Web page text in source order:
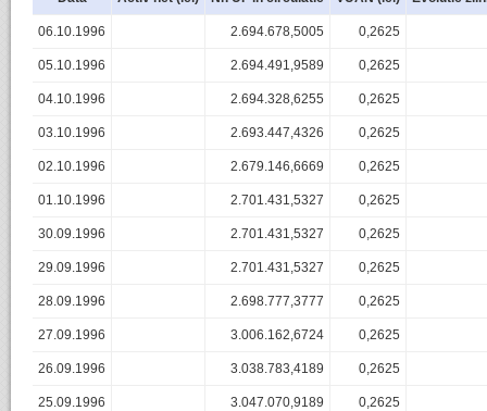
06.10.1996 2.694.678,5005 0,2625
05.10.1996 2.694.491,9589 0,2625
04.10.1996 2.694.328,6255 0,2625
03.10.1996 2.693.447,4326 0,2625
02.10.1996 2.679.146,6669 0,2625
01.10.1996 2.701.431,5327 0,2625
30.09.1996 2.701.431,5327 0,2625
29.09.1996 2.701.431,5327 0,2625
28.09.1996 2.698.777,3777 0,2625
27.09.1996 3.006.162,6724 0,2625
26.09.1996 3.038.783,4189 0,2625
25.09.1996 3.047.070,9189 0,2625